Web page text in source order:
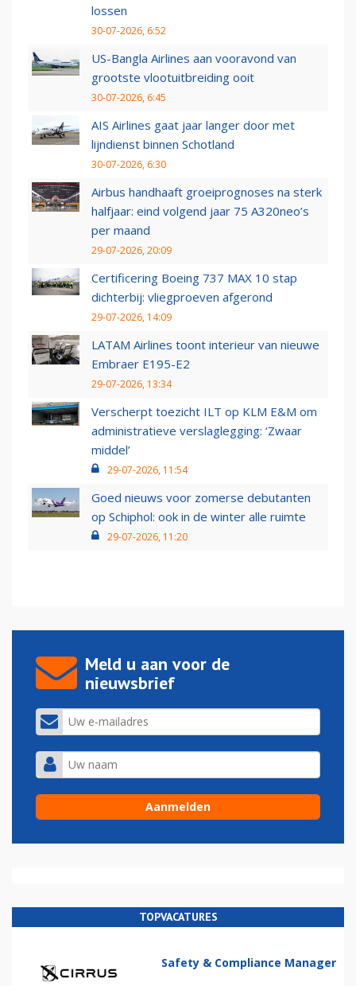
lossen
30-07-2026, 6:52
US-Bangla Airlines aan vooravond van
grootste vlootuitbreiding ooit
30-07-2026, 6:45
AIS Airlines gaat jaar langer door met
lijndienst binnen Schotland
30-07-2026, 6:30
Airbus handhaaft groeiprognoses na sterk
halfjaar: eind volgend jaar 75 A320neo’s
per maand
29-07-2026, 20:09
Certificering Boeing 737 MAX 10 stap
dichterbij: vliegproeven afgerond
29-07-2026, 14:09
LATAM Airlines toont interieur van nieuwe
Embraer E195-E2
29-07-2026, 13:34
Verscherpt toezicht ILT op KLM E&M om
administratieve verslaglegging: ‘Zwaar
middel’
29-07-2026, 11:54
Goed nieuws voor zomerse debutanten
op Schiphol: ook in de winter alle ruimte
29-07-2026, 11:20
Meld u aan voor de
nieuwsbrief
TOPVACATURES
Safety & Compliance Manager